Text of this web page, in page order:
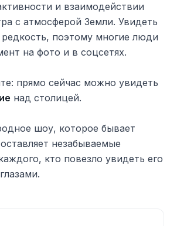
и взаимодействии
с атмосферой Земли. Увидеть
поэтому многие люди
на фото и в соцсетях.
прямо сейчас можно увидеть
над столицей.
шоу, которое бывает
незабываемые
кто повезло увидеть его